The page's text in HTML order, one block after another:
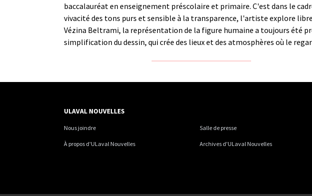
baccalauréat en enseignement préscolaire et primaire. C'est dans le
vivacité des tons purs et sensible à la transparence, l'artiste explore
Vézina Beltrami, la représentation de la figure humaine a toujours été
simplification du dessin, qui crée des lieux et des atmosphères où le
ULAVAL NOUVELLES
Nous joindre Salle de presse
À propos d'ULaval Nouvelles Archives d'ULaval Nouvelles